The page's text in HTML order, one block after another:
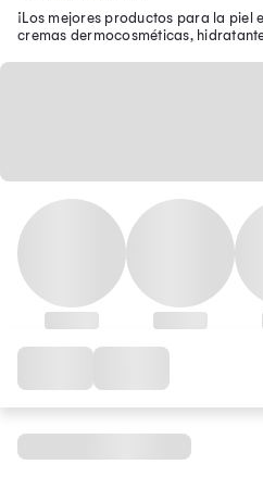
¡Los mejores productos para la piel
cremas dermocosméticas,